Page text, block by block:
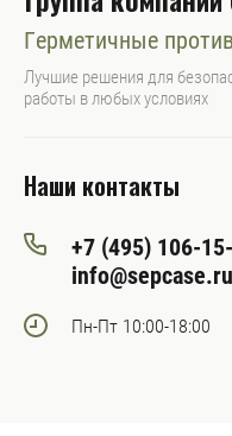
Герметичные
Лучшие решения для
работы в любых условиях
Наши контакты
+7 (495) 106-
info@sepcase.ru
Пн-Пт 10:00-18:00